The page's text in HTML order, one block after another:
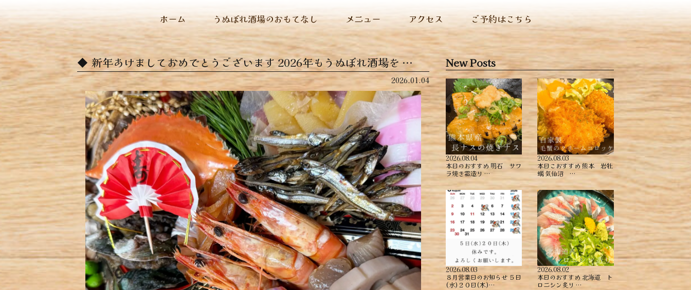
ホーム うぬぼれ酒場のおもてなし メニュー アクセス ご予約はこちら
新年あけましておめでとうございます 2026年もうぬぼれ酒場を …
2026.01.04
New Posts
2026.08.04
本日のおすすめ ︎明石 サワ
ラ焼き霜造り …
2026.08.03
本日こおすすめ ︎熊本 岩牡
蠣 ︎気仙沼 …
2026.08.03
８月営業日のお知らせ ５日
(水)２０日(木)…
2026.08.02
本日のおすすめ ︎北海道 ト
ロニシン炙り …